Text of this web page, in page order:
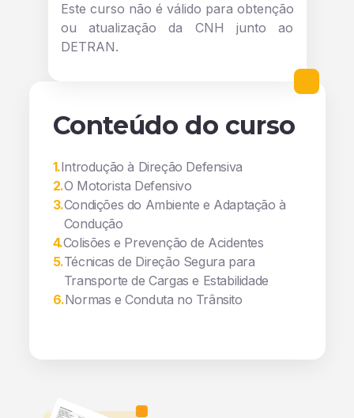
Este curso não é válido para obtenção
ou atualização da CNH junto ao
DETRAN.
Conteúdo do curso
1.Introdução à Direção Defensiva
2.O Motorista Defensivo
3.Condições do Ambiente e Adaptação à
Condução
4.Colisões e Prevenção de Acidentes
5.Técnicas de Direção Segura para
Transporte de Cargas e Estabilidade
6.Normas e Conduta no Trânsito